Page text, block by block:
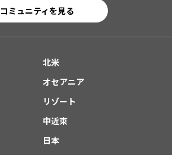
コミュニティを見る
北米
オセアニア
リゾート
中近東
日本